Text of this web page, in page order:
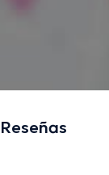
Reseñas